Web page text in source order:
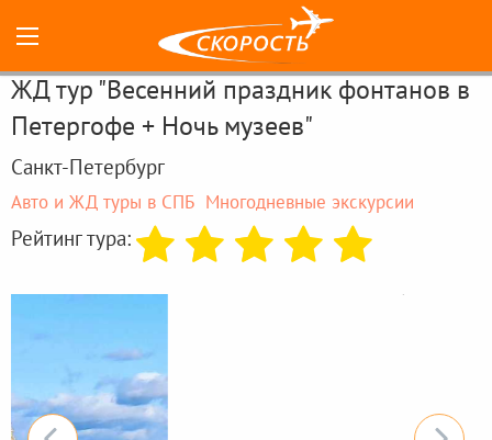
ЖД тур "Весенний праздник фонтанов в
Петергофе + Ночь музеев"
Санкт-Петербург
Авто и ЖД туры в СПБ Многодневные экскурсии
Рейтинг тура: